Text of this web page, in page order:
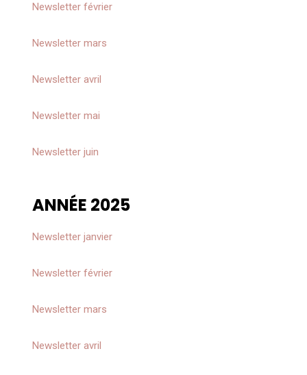
Newsletter février
Newsletter mars
Newsletter avril
Newsletter mai
Newsletter juin
ANNÉE 2025
Newsletter janvier
Newsletter février
Newsletter mars
Newsletter avril